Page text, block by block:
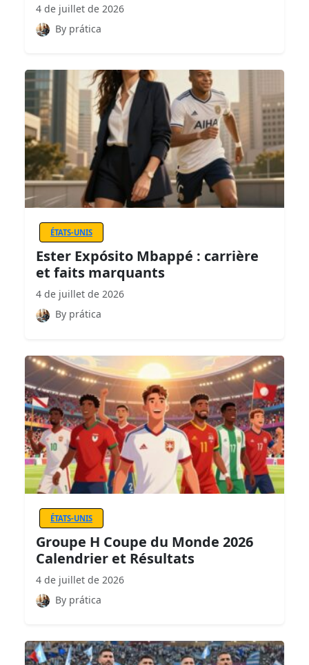
4 de juillet de 2026
By prática
ÉTATS-UNIS
Ester Expósito Mbappé : carrière
et faits marquants
4 de juillet de 2026
By prática
ÉTATS-UNIS
Groupe H Coupe du Monde 2026
Calendrier et Résultats
4 de juillet de 2026
By prática